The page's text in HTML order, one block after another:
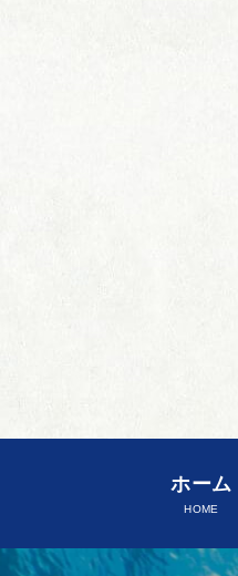
ホーム
HOME